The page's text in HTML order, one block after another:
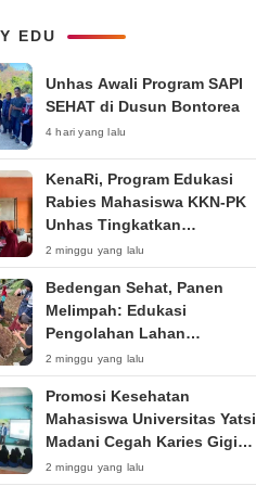
Negara di Era Post-Truth”
EDU
Unhas Awali Program SAPI
SEHAT di Dusun Bontorea
4 hari yang lalu
KenaRi, Program Edukasi
Rabies Mahasiswa KKN-PK
Unhas Tingkatkan
Kesadaran Siswa SD Negeri 4
Maccorawalie
2 minggu yang lalu
Bedengan Sehat, Panen
Melimpah: Edukasi
Pengolahan Lahan
Bedengan Organik bagi KWT
dan Ibu PKK RT 04 RW 01
Kelurahan Pakintelan
2 minggu yang lalu
Promosi Kesehatan
Mahasiswa Universitas Yatsi
Madani Cegah Karies Gigi
Anak
2 minggu yang lalu